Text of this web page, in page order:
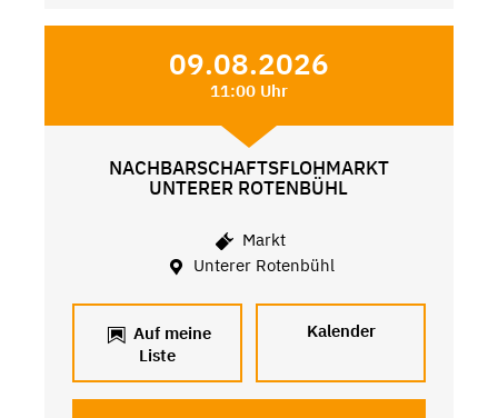
09.08.2026
11:00 Uhr
NACHBARSCHAFTSFLOHMARKT
UNTERER ROTENBÜHL
Markt
Unterer Rotenbühl
Auf meine
Liste
Kalender